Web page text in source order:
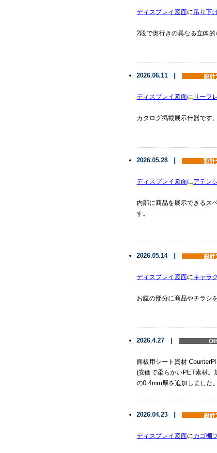
ディスプレイ図面に吊り下
2段で奥行きの異なる立体
2026.06.11 |
ディスプレイ図面に リーフ
カタログ掲載展示什器です
2026.05.28 |
ディスプレイ図面にアテン
内部に商品を展示できるス
す。
2026.05.14 |
ディスプレイ図面にキャラ
お腹の部分に商品やチラシ
2026.4.27 |
面板用シート資材
(安価で柔らかいPET素材。
の0.4mm厚を追加しました
2026.04.23 |
ディスプレイ図面にカゴ棚